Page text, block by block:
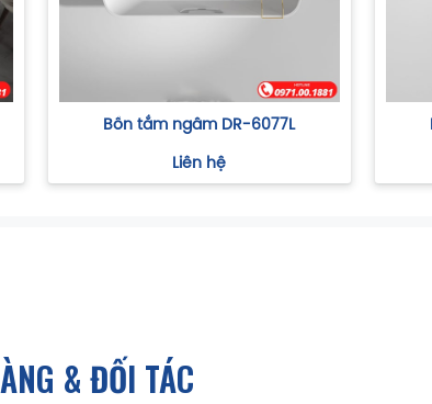
Bồn tắm ngâm DR-6077L
Liên hệ
& ĐỐI TÁC